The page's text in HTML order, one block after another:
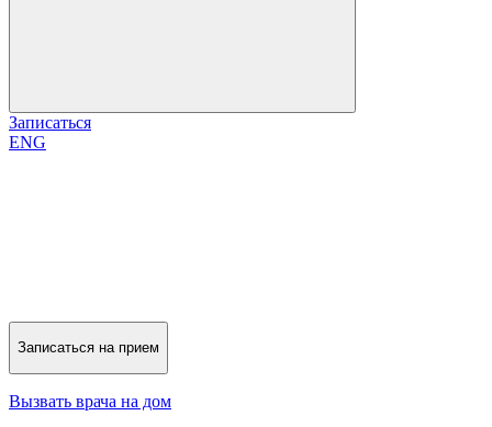
Записаться
ENG
Записаться на прием
Вызвать врача на дом